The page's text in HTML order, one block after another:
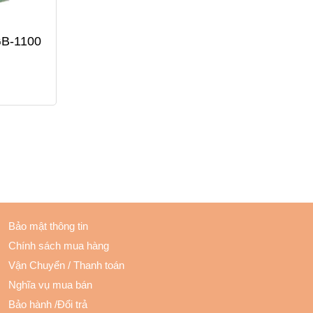
1100
Bảo mật thông tin
Chính sách mua hàng
Vận Chuyển /Thanh toán
Nghĩa vụ mua bán
Bảo hành/Đổi trả